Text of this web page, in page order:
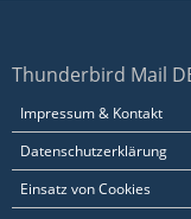
Thunderbird Mail
Impressum & Kontakt
Datenschutzerklärung
Einsatz von Cookies